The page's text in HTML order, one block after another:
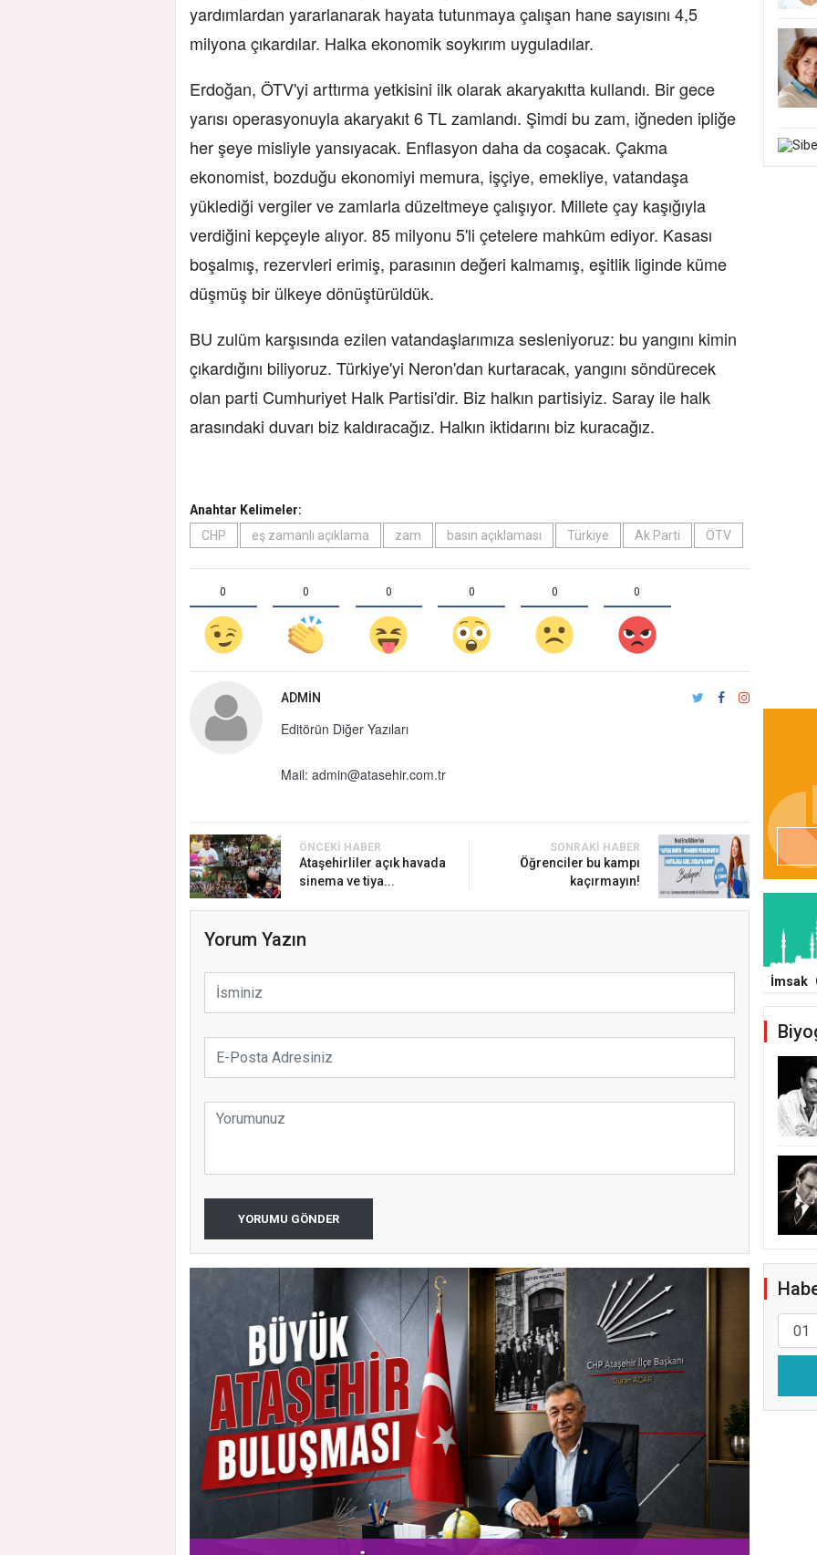
yardımlardan yararlanarak hayata tutunmaya çalışan hane sayısını 4,5
milyona çıkardılar. Halka ekonomik soykırım uyguladılar.
Erdoğan, ÖTV'yi arttırma yetkisini ilk olarak akaryakıtta kullandı. Bir gece
yarısı operasyonuyla akaryakıt 6 TL zamlandı. Şimdi bu zam, iğneden ipliğe
her şeye misliyle yansıyacak. Enflasyon daha da coşacak. Çakma
ekonomist, bozduğu ekonomiyi memura, işçiye, emekliye, vatandaşa
yüklediği vergiler ve zamlarla düzeltmeye çalışıyor. Millete çay kaşığıyla
verdiğini kepçeyle alıyor. 85 milyonu 5'li çetelere mahkûm ediyor. Kasası
boşalmış, rezervleri erimiş, parasının değeri kalmamış, eşitlik liginde küme
düşmüş bir ülkeye dönüştürüldük.
BU zulüm karşısında ezilen vatandaşlarımıza sesleniyoruz: bu yangını kimin
çıkardığını biliyoruz. Türkiye'yi Neron'dan kurtaracak, yangını söndürecek
olan parti Cumhuriyet Halk Partisi'dir. Biz halkın partisiyiz. Saray ile halk
arasındaki duvarı biz kaldıracağız. Halkın iktidarını biz kuracağız.
Anahtar Kelimeler:
CHP
eş zamanlı açıklama zam basın açıklaması Türkiye Ak Parti ÖTV
0 0 0 0 0 0
ADMIN
Editörün Diğer Yazıları
Mail: admin@atasehir.com.tr
ÖNCEKI HABER
Ataşehirliler açık havada
sinema ve tiya...
SONRAKI HABER
Öğrenciler bu kampı
kaçırmayın!
Yorum Yazın
YORUMU GÖNDER
İmsak